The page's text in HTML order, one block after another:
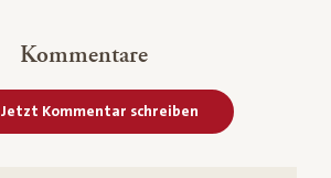
Kommentare
Jetzt Kommentar schreiben